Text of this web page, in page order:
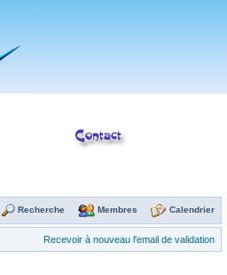
Recherche Membres Calendrier
Recevoir à nouveau l'email de validation